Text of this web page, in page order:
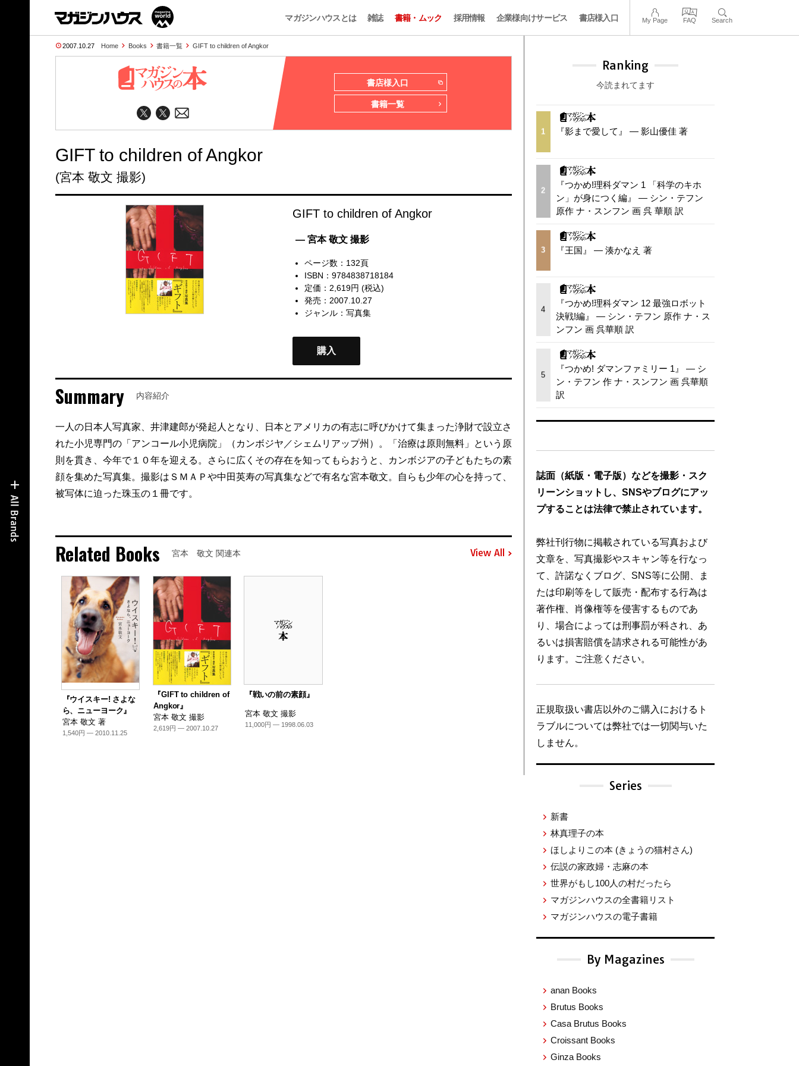
マガジンハウスとは 雑誌 書籍・ムック 採用情報 企業様向けサービス 書店様入口 My Page FAQ Search
2007.10.27 Home Books 書籍一覧 GIFT to children of Angkor
書店様入口
書籍一覧
GIFT to children of Angkor
(宮本 敬文 撮影)
GIFT to children of Angkor
— 宮本 敬文 撮影
ページ数：132頁
ISBN：9784838718184
定価：2,619円 (税込)
発売：2007.10.27
ジャンル： 写真集
購入
Summary 内容紹介
一人の日本人写真家、井津建郎が発起人となり、日本とアメリカの有志に呼びかけて集まった浄財で設立さ
れた小児専門の「アンコール小児病院」（カンボジヤ／シェムリアップ州）。「治療は原則無料」という原
則を貫き、今年で１０年を迎える。さらに広くその存在を知ってもらおうと、カンボジアの子どもたちの素
顔を集めた写真集。撮影はＳＭＡＰや中田英寿の写真集などで有名な宮本敬文。自らも少年の心を持って、
被写体に迫った珠玉の１冊です。
Related Books 宮本 敬文 関連本 View All
『ウイスキー! さよな
ら、ニューヨーク』
宮本 敬文 著
1,540円 — 2010.11.25
『GIFT to children of
Angkor』
宮本 敬文 撮影
2,619円 — 2007.10.27
『戦いの前の素顔』
宮本 敬文 撮影
11,000円 — 1998.06.03
Ranking
今読まれてます
1 『影まで愛して』 — 影山優佳 著
2
『つかめ!理科ダマン 1 「科学のキホ
ン」が身につく編』 — シン・テフン
原作 ナ・スンフン 画 呉 華順 訳
3 『王国』 — 湊かなえ 著
4
『つかめ!理科ダマン 12 最強ロボット
決戦!編』 — シン・テフン 原作 ナ・ス
ンフン 画 呉華順 訳
5
『つかめ! ダマンファミリー 1』 — シ
ン・テフン 作 ナ・スンフン 画 呉華順
訳
誌面（紙版・電子版）などを撮影・スク
リーンショットし、SNSやブログにアッ
プすることは法律で禁止されています。
弊社刊行物に掲載されている写真および
文章を、写真撮影やスキャン等を行なっ
て、許諾なくブログ、SNS等に公開、ま
たは印刷等をして販売・配布する行為は
著作権、肖像権等を侵害するものであ
り、場合によっては刑事罰が科され、あ
るいは損害賠償を請求される可能性があ
ります。ご注意ください。
正規取扱い書店以外のご購入におけるト
ラブルについては弊社では一切関与いた
しません。
Series
新書
林真理子の本
ほしよりこの本 (きょうの猫村さん)
伝説の家政婦・志麻の本
世界がもし100人の村だったら
マガジンハウスの全書籍リスト
マガジンハウスの電子書籍
By Magazines
anan Books
Brutus Books
Casa Brutus Books
Croissant Books
Ginza Books